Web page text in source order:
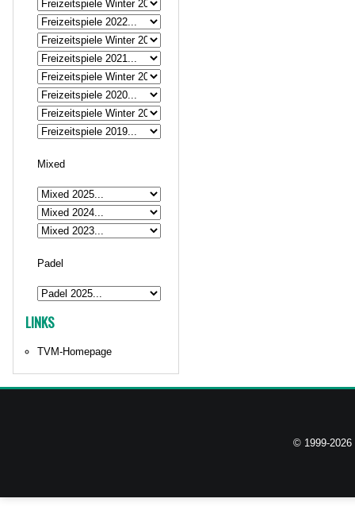
Mixed
Padel
LINKS
TVM-Homepage
© 1999-2026